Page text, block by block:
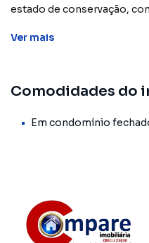
estado de conservação, com 45 metros quadrados de área
ambientes, cozinha
condomínio conta com:
ginástica, Para sua
coletivo que dá acesso a
como a cidade de São
Federal que é um dos
Ver mais
Comodidades do
Em condomínio